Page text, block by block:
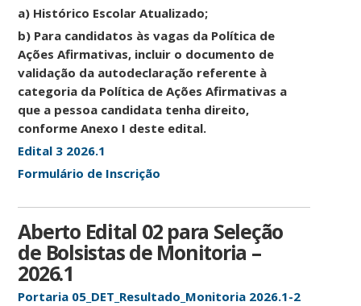
a) Histórico Escolar Atualizado;
b) Para candidatos às vagas da Política de
Ações Afirmativas, incluir o documento de
validação da autodeclaração referente à
categoria da Política de Ações Afirmativas a
que a pessoa candidata tenha direito,
conforme Anexo I deste edital.
Edital 3 2026.1
Formulário de Inscrição
Aberto Edital 02 para Seleção
de Bolsistas de Monitoria –
2026.1
Portaria 05_DET_Resultado_Monitoria 2026.1-2